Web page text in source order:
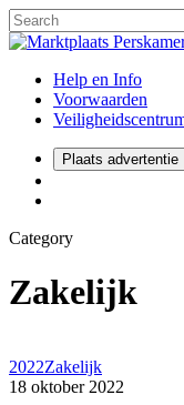
Help en Info
Voorwaarden
Plaats advertentie
Category
Zakelijk
2022Zakelijk
18 oktober 2022